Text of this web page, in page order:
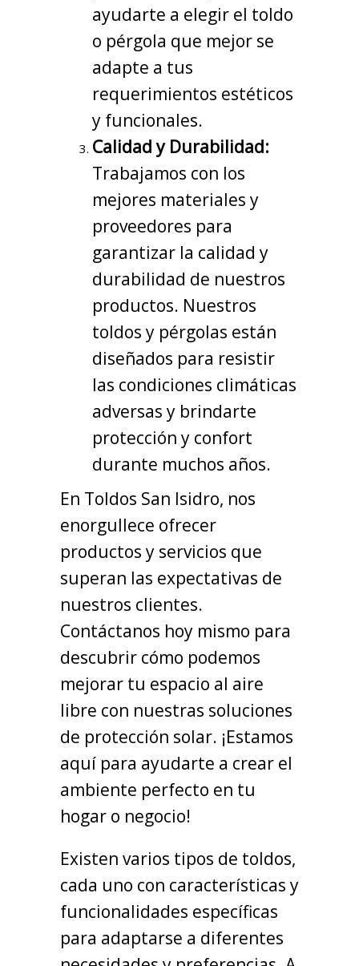
ayudarte a elegir el toldo
o pérgola que mejor se
adapte a tus
requerimientos estéticos
y funcionales.
Calidad y Durabilidad:
Trabajamos con los
mejores materiales y
proveedores para
garantizar la calidad y
durabilidad de nuestros
productos. Nuestros
toldos y pérgolas están
diseñados para resistir
las condiciones climáticas
adversas y brindarte
protección y confort
durante muchos años.
En Toldos San Isidro, nos
enorgullece ofrecer
productos y servicios que
superan las expectativas de
nuestros clientes.
Contáctanos hoy mismo para
descubrir cómo podemos
mejorar tu espacio al aire
libre con nuestras soluciones
de protección solar. ¡Estamos
aquí para ayudarte a crear el
ambiente perfecto en tu
hogar o negocio!
Existen varios tipos de toldos,
cada uno con características y
funcionalidades específicas
para adaptarse a diferentes